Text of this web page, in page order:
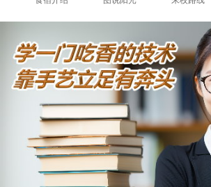
2026年8月6号_浙江_卢同学（182****7242）报名:【
2026年8月6号_陕西_田同学（156****1792）报名:【
2026年8月6号_重庆_韩同学（136****4793）报名:【
2026年8月6号_河南_刘同学（136****7690）报名:
班】
2026年8月6号_天津_吴同学（157****2030）报名: